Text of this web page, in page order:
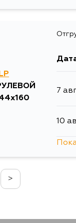
10
10
12
14
28
4
7
10
>